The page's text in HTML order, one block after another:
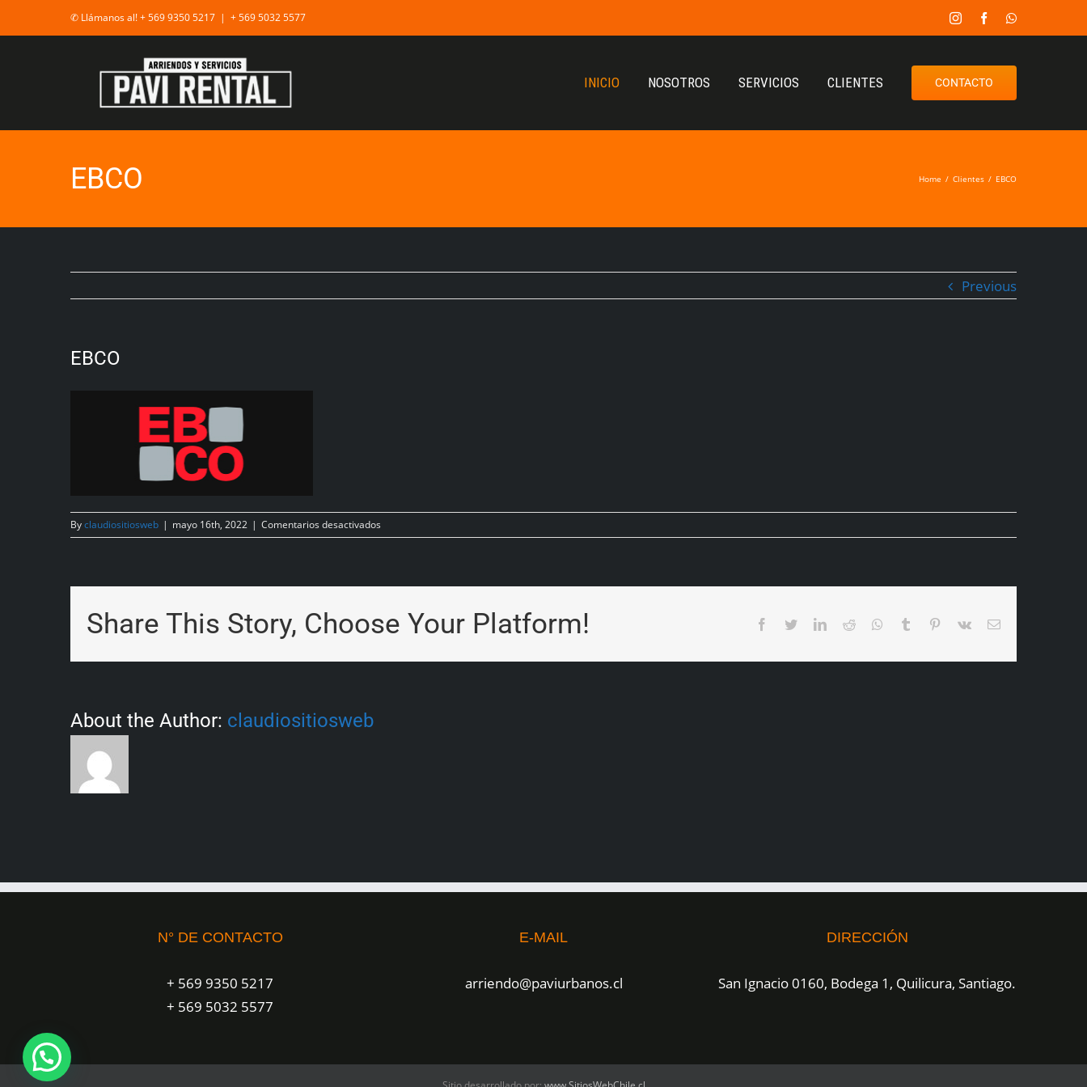
✆ Llámanos al! + 569 9350 5217 | + 569 5032 5577
INICIO NOSOTROS SERVICIOS CLIENTES CONTACTO
EBCO Home / Clientes / EBCO
Previous
EBCO
Byclaudiositiosweb | mayo 16th, 2022 | Comentarios desactivados
Share This Story, Choose Your Platform!
About the Author: claudiositiosweb
N° DE CONTACTO
+ 569 9350 5217
+ 569 5032 5577
E-MAIL
arriendo@paviurbanos.cl
DIRECCIÓN
San Ignacio 0160, Bodega 1, Quilicura, Santiago.